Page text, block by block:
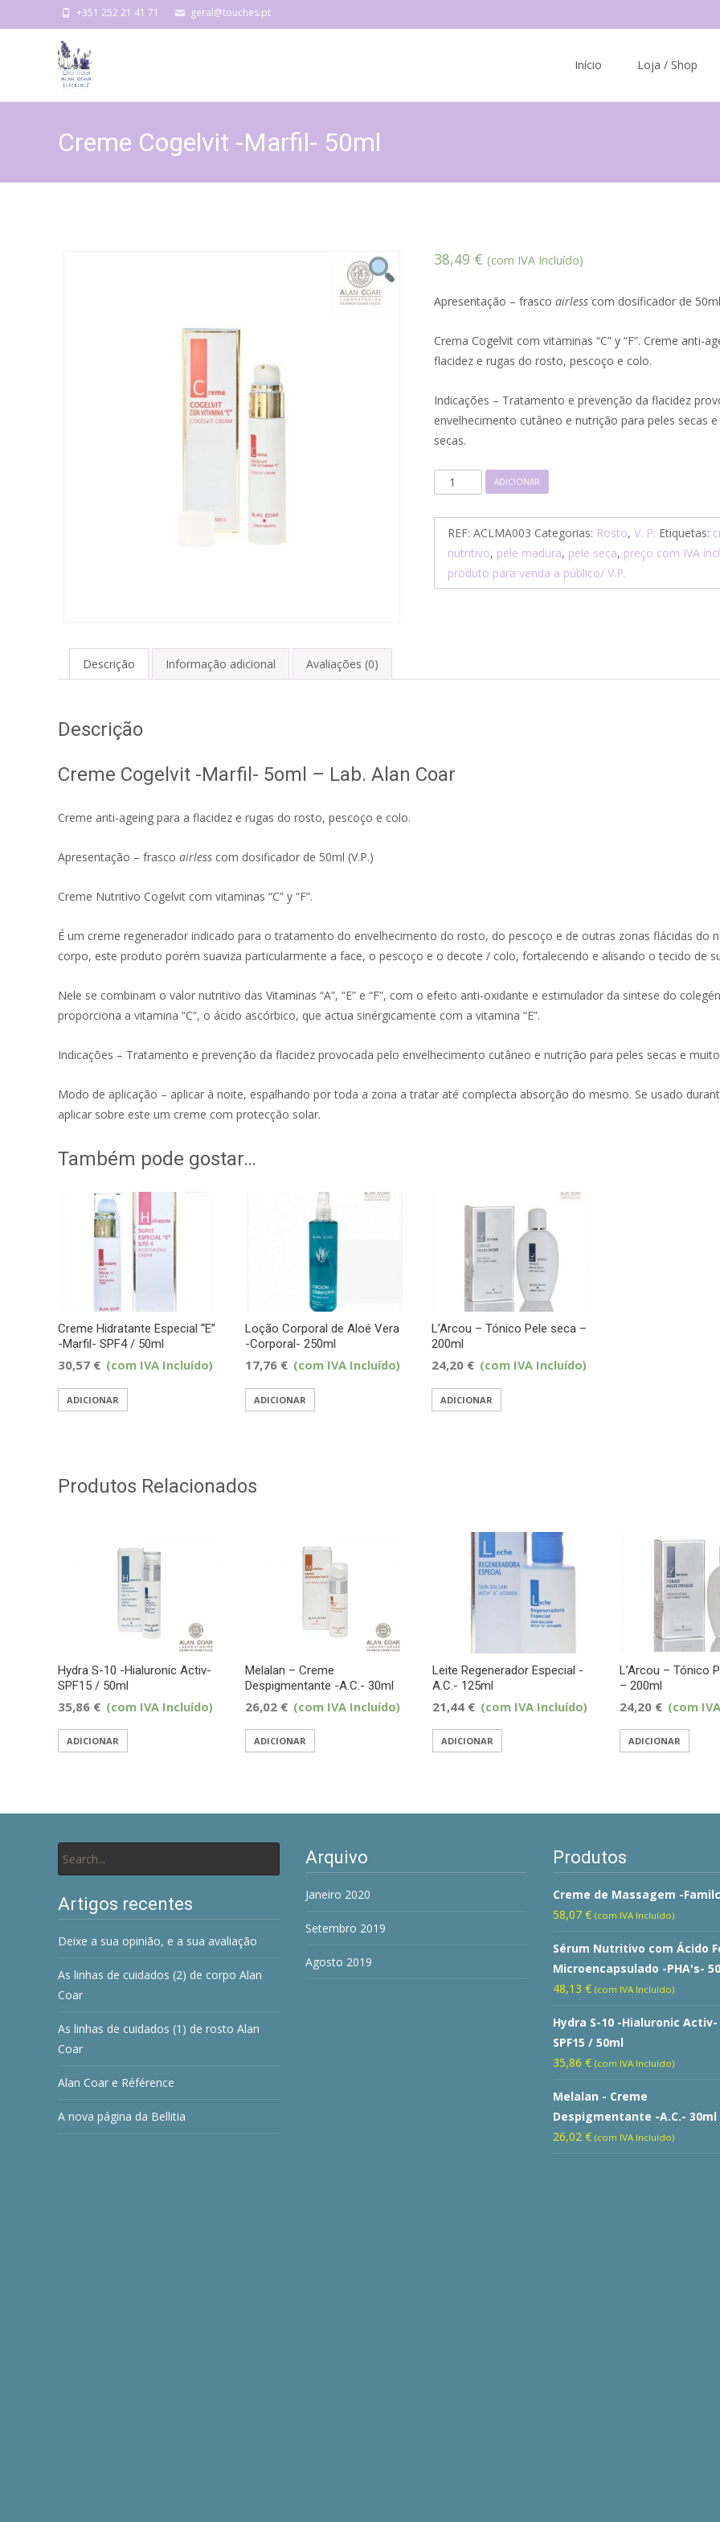
+351 252 21 41 71 geral@touches.pt
Início Loja / Shop
Creme Cogelvit -Marfil- 50ml
38,49 € (com IVA Incluído)
Apresentação – frasco airless com dosificador de 50ml
Crema Cogelvit com vitaminas “C” y “F”. Creme anti-
flacidez e rugas do rosto, pescoço e colo.
Indicações – Tratamento e prevenção da flacidez
envelhecimento cutâneo e nutrição para peles secas
secas.
Quantidade
de
Creme
Cogelvit
Marfil-
ADICIONAR
REF: ACLMA003 Categorias: Rosto, V. P. Etiquetas:
nutritivo, pele madura, pele seca, preço com IVA
produto para venda a público/ V.P.
Descrição Informação adicional Avaliações (0)
Descrição
Creme Cogelvit -Marfil- 5oml – Lab. Alan Coar
Creme anti-ageing para a flacidez e rugas do rosto, pescoço e colo.
Apresentação – frasco airless com dosificador de 50ml (V.P.)
Creme Nutritivo Cogelvit com vitaminas “C” y “F”.
É um creme regenerador indicado para o tratamento do envelhecimento do rosto, do pescoço e de outras zonas flácidas do
corpo, este produto porém suaviza particularmente a face, o pescoço e o decote / colo, fortalecendo e alisando o tecido de
Nele se combinam o valor nutritivo das Vitaminas “A”, “E” e “F”, com o efeito anti-oxidante e estimulador da sintese do
proporciona a vitamina “C”, o ácido ascórbico, que actua sinérgicamente com a vitamina “E”.
Indicações – Tratamento e prevenção da flacidez provocada pelo envelhecimento cutâneo e nutrição para peles secas e
Modo de aplicação – aplicar à noite, espalhando por toda a zona a tratar até complecta absorção do mesmo. Se usado
aplicar sobre este um creme com protecção solar.
Também pode gostar…
Creme Hidratante Especial “E”
-Marfil- SPF4 / 50ml
30,57 € (com IVA Incluído)
ADICIONAR
Loção Corporal de Aloé Vera
-Corporal- 250ml
17,76 € (com IVA Incluído)
ADICIONAR
L’Arcou – Tónico Pele seca –
200ml
24,20 € (com IVA Incluído)
ADICIONAR
Produtos Relacionados
Hydra S-10 -Hialuronic Activ-
SPF15 / 50ml
35,86 € (com IVA Incluído)
ADICIONAR
Melalan – Creme
Despigmentante -A.C.- 30ml
26,02 € (com IVA Incluído)
ADICIONAR
Leite Regenerador Especial -
A.C.- 125ml
21,44 € (com IVA Incluído)
ADICIONAR
L’Arcou – Tónico
– 200ml
24,20 € (com
ADICIONAR
for:
Arquivo
Janeiro 2020
Setembro 2019
Agosto 2019
Produtos
Creme de Massagem -
58,07 € (com IVA Incluído)
Sérum Nutritivo com Ácido
Microencapsulado -PHA's-
48,13 € (com IVA Incluído)
Hydra S-10 -Hialuronic Activ-
SPF15 / 50ml
35,86 € (com IVA Incluído)
Melalan - Creme
Despigmentante -A.C.- 30ml
26,02 € (com IVA Incluído)
Artigos recentes
Deixe a sua opinião, e a sua avaliação
As linhas de cuidados (2) de corpo Alan
Coar
As linhas de cuidados (1) de rosto Alan
Coar
Alan Coar e Référence
A nova página da Bellitia